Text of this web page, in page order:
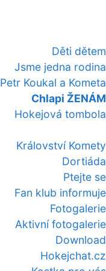
Děti dětem
Jsme jedna rodina
Petr Koukal a Kometa
Chlapi ŽENÁM
Hokejová tombola
Království Komety
Dortiáda
Ptejte se
Fan klub informuje
Fotogalerie
Aktivní fotogalerie
Download
Hokejchat.cz